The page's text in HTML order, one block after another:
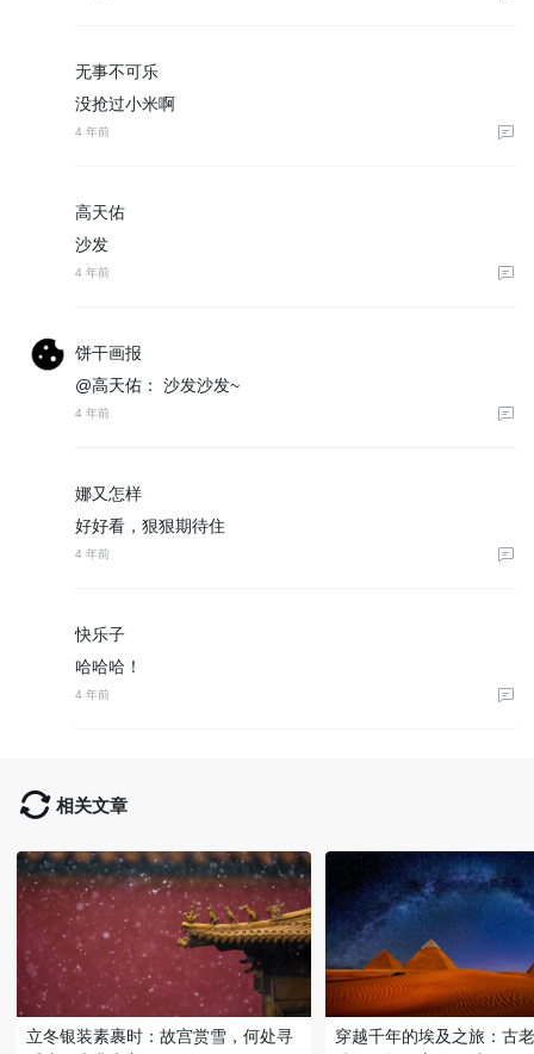
无事不可乐
没抢过小米啊
4 年前
高天佑
沙发
4 年前
饼干画报
@高天佑：
沙发沙发~
4 年前
娜又怎样
好好看，狠狠期待住
4 年前
快乐子
哈哈哈！
4 年前
相关文章
立冬银装素裹时：故宫赏雪，何处寻
穿越千年的埃及之旅：古